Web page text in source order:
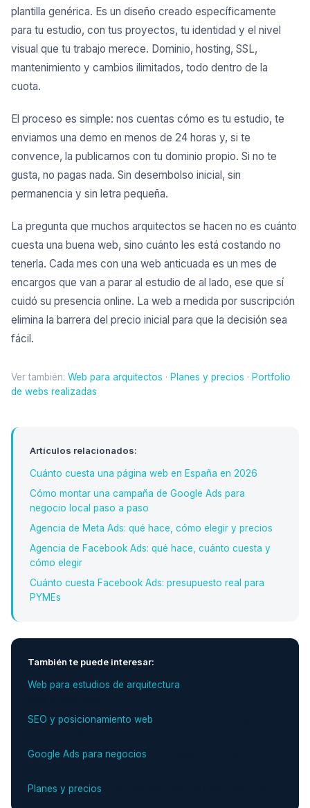
plantilla genérica. Es un diseño creado específicamente
para tu estudio, con tus proyectos, tu identidad y el nivel
visual que tu trabajo merece. Dominio, hosting, SSL,
mantenimiento y cambios ilimitados, todo dentro de la
cuota.
El proceso es simple: nos cuentas cómo es tu estudio, te
enviamos una demo en menos de 24 horas y, si te
convence, la publicamos con tu dominio propio. Si no te
gusta, no pagas nada. Sin desembolso inicial, sin
permanencia y sin letra pequeña.
La pregunta que muchos arquitectos se hacen no es cuánto
cuesta una buena web, sino cuánto les está costando no
tenerla. Cada mes con una web anticuada es un mes de
encargos que van a parar al estudio de al lado, ese que sí
cuidó su presencia online. La web a medida por suscripción
elimina la barrera del precio inicial para que la decisión sea
fácil.
Ver también: Web para arquitectos · Planes y precios · Portfolio
de webs realizadas
Artículos relacionados:
Cuánto cuesta una página web en España en 2026
Cómo montar una campaña de Google Ads para
negocio local paso a paso
Agencia de Meta Ads: qué hace, cómo elegir y precios
Agencia de Facebook Ads: qué hace, cuánto cuesta y
cómo elegir
Cuánto cuesta Facebook Ads: presupuesto real para
PYMEs
También te puede interesar:
Web para estudios de arquitectura
SEO y posicionamiento web
Google Ads para negocios
Planes y precios